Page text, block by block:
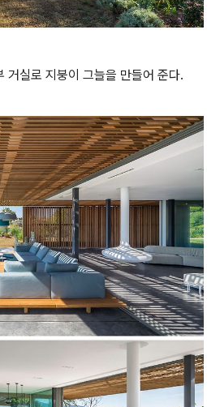
거실로 지붕이 그늘을 만들어 준다.